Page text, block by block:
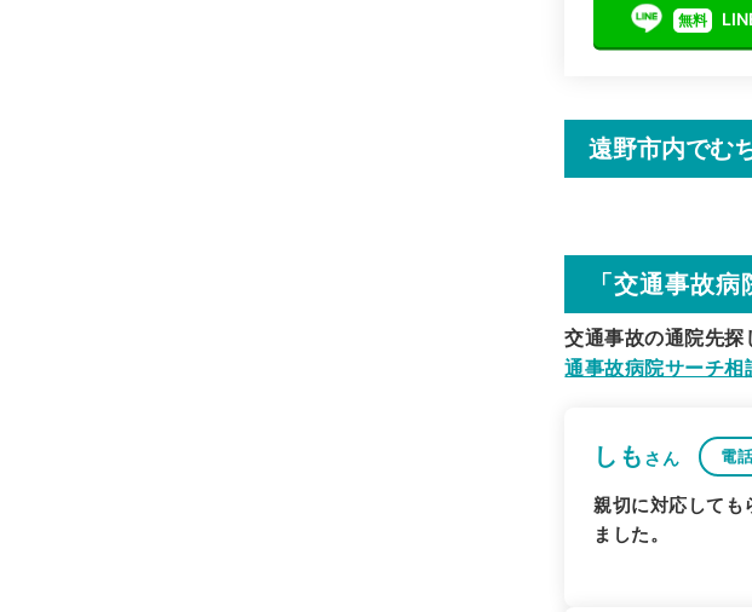
無料
遠野市内でむ
「交通事故
交通事故の通院先探
通事故病院サーチ相
しも さん 電
親切に対応しても
ました。